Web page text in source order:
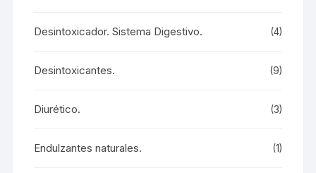
Desintoxicador. Sistema Digestivo. (4)
Desintoxicantes. (9)
Diurético. (3)
Endulzantes naturales. (1)